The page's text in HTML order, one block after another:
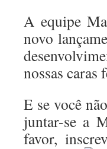
A equipe
novo
nossas
E se você
juntar-se a
favor,